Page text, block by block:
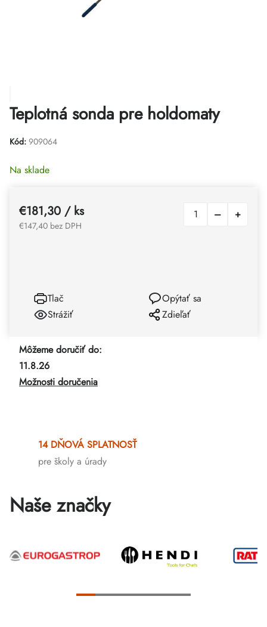
Teplotná sonda pre holdomaty
Kód: 909064
Na sklade
Môžeme doručiť do:
11.8.26
Možnosti doručenia
€181,30 / ks
€147,40 bez DPH
Tlač
Opýtať sa
Strážiť
Zdieľať
14 DŇOVÁ SPLATNOSŤ
pre školy a úrady
Naše značky